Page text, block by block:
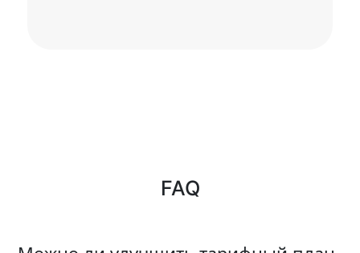
FAQ